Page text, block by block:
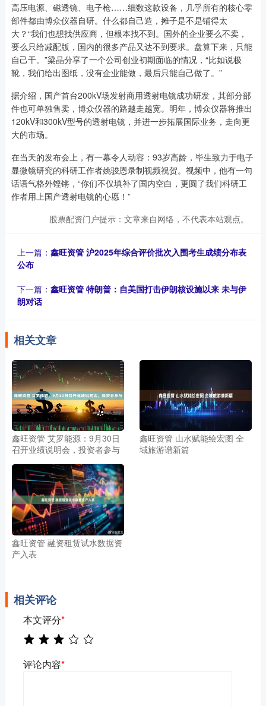
高压电源、磁透镜、电子枪……细数这款设备，几乎所有的核心零
部件都由博众仪器自研。什么都自己造，摊子是不是铺得太
大？“我们也想找供应商，但根本找不到。国外的企业要么不卖，
要么只给减配版，国内的很多产品又达不到要求。盘算下来，只能
自己干。”梁晶分享了一个公司创业初期面临的情况，“比如说极
靴，我们给出图纸，没有企业能做，最后只能自己做了。”
据介绍，国产首台200kV场发射商用透射电镜成功研发，其部分部
件也可单独售卖，博众仪器的路越走越宽。明年，博众仪器将推出
120kV和300kV型号的透射电镜，并进一步拓展国际业务，走向更
大的市场。
在当天的发布会上，有一幕令人动容：93岁高龄，毕生致力于电子
显微镜研究的科研工作者姚骏恩录制视频祝贺。视频中，他有一句
话语气格外铿锵，“你们不仅填补了国内空白，更圆了我们科研工
作者用上国产透射电镜的心愿！”
股票配资门户提示：文章来自网络，不代表本站观点。
上一篇： 鑫旺资管 沪2025年综合评价批次入围考生成绩分布表
公布
下一篇： 鑫旺资管 特朗普：自美国打击伊朗核设施以来 未与伊
朗对话
相关文章
鑫旺资管 艾罗能源：9月30日
召开业绩说明会，投资者参与
鑫旺资管 山水赋能绘宏图 全
域旅游谱新篇
鑫旺资管 融资租赁试水数据资
产入表
相关评论
本文评分*
评论内容*